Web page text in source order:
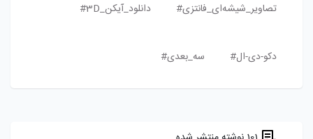
تصاویر_شیشه‌ای_فانتزی# دانلود_آیکن_3D#
دکو-دی-ال# سه_بعدی#